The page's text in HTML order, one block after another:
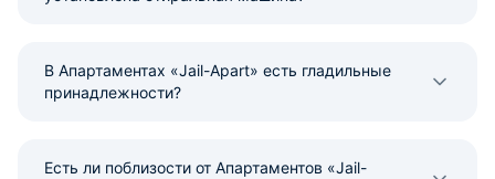
В Апартаментах «Jail-Apart» есть гладильные
принадлежности?
Есть ли поблизости от Апартаментов «Jail-